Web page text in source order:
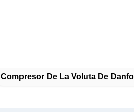
Compresor De La Voluta De